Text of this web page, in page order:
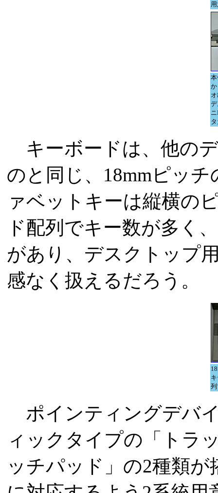
か
キーボードは、他の
のと同じ、18mmピッ
ァベットキーは縦横の
ド配列でキー数が多く
があり、デスクトップ
感なく扱えるだろう。
ポインティングデバ
ィックタイプの「トラ
ッチパッド」の2種類